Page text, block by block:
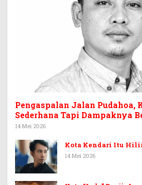
Pengaspalan Jalan Pudahoa,
Sederhana Tapi Dampaknya
14 Mei 2026
Kota Kendari Itu
14 Mei 2026